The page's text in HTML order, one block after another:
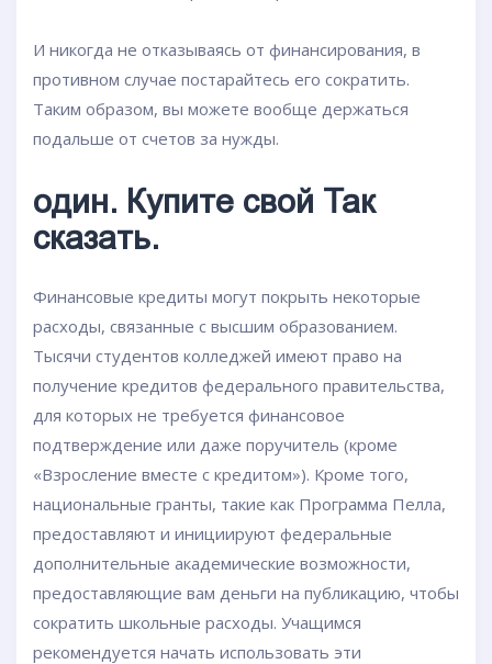
И никогда не отказываясь от финансирования, в
противном случае постарайтесь его сократить.
Таким образом, вы можете вообще держаться
подальше от счетов за нужды.
один. Купите свой Так
сказать.
Финансовые кредиты могут покрыть некоторые
расходы, связанные с высшим образованием.
Тысячи студентов колледжей имеют право на
получение кредитов федерального правительства,
для которых не требуется финансовое
подтверждение или даже поручитель (кроме
«Взросление вместе с кредитом»). Кроме того,
национальные гранты, такие как Программа Пелла,
предоставляют и инициируют федеральные
дополнительные академические возможности,
предоставляющие вам деньги на публикацию, чтобы
сократить школьные расходы. Учащимся
рекомендуется начать использовать эти